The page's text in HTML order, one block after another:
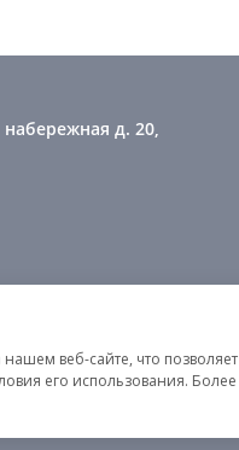
набережная д. 20,
веб-сайте, что
его использования.